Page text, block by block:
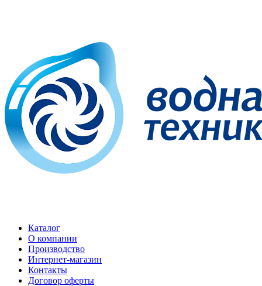
Каталог
О компании
Производство
Интернет-магазин
Контакты
Договор оферты